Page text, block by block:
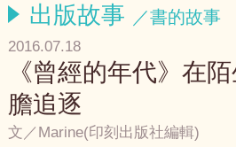
出版故事 ／書的故事
2016.07.18
《曾經的年代》在
膽追逐
文／Marine(印刻出版社編輯)